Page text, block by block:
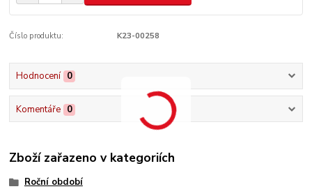
Číslo produktu: K23-00258
Hodnocení 0
Komentáře 0
Zboží zařazeno v kategoriích
Roční období